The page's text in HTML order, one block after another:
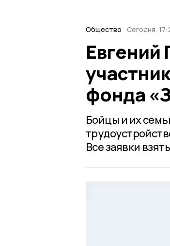
Общество Сегодня,
фонда
Бойцы и их
Все заявки